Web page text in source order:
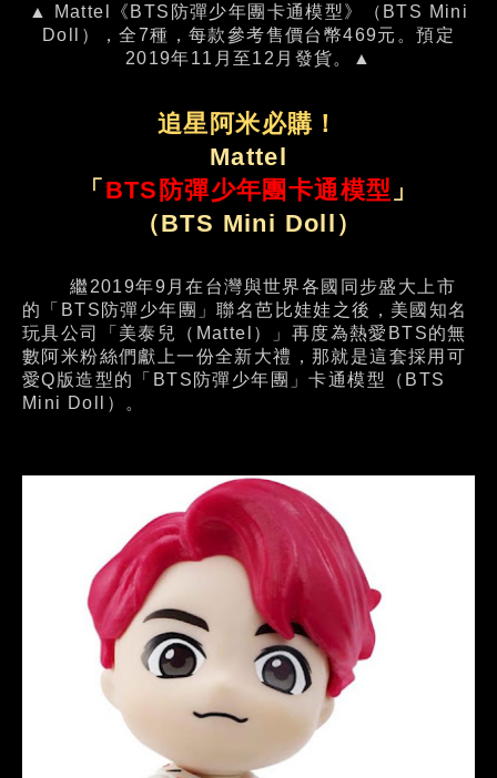
▲ Mattel《BTS防彈少年團卡通模型》（BTS Mini
Doll），全7種，每款參考售價台幣469元。預定
2019年11月至12月發貨。▲
追星阿米必購！
Mattel
「 BTS防彈少年團卡通模型 」
（BTS Mini Doll）
繼2019年9月在台灣與世界各國同步盛大上市
的「BTS防彈少年團」聯名芭比娃娃之後，美國知名
玩具公司「美泰兒（Mattel）」再度為熱愛BTS的無
數阿米粉絲們獻上一份全新大禮，那就是這套採用可
愛Q版造型的「BTS防彈少年團」卡通模型（BTS
Mini Doll）。